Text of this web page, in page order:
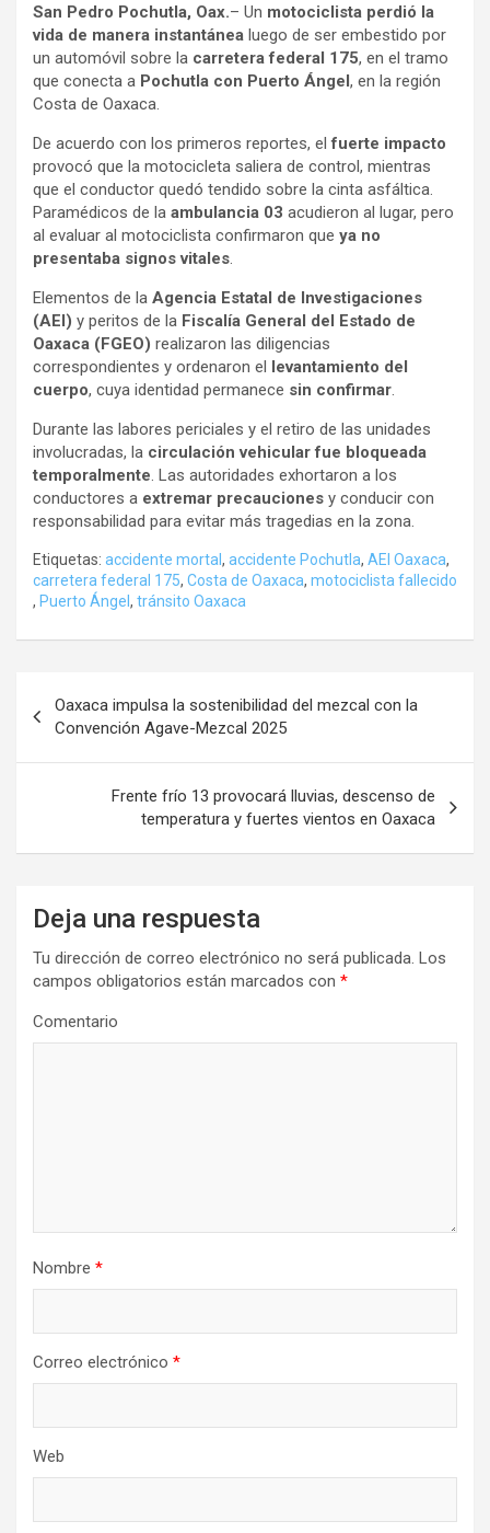
San Pedro Pochutla, Oax.– Un motociclista perdió la
vida de manera instantánea luego de ser embestido por
un automóvil sobre la carretera federal 175, en el tramo
que conecta a Pochutla con Puerto Ángel, en la región
Costa de Oaxaca.
De acuerdo con los primeros reportes, elfuerte impacto
provocó que la motocicleta saliera de control, mientras
que el conductor quedó tendido sobre la cinta asfáltica.
Paramédicos de la ambulancia 03 acudieron al lugar, pero
al evaluar al motociclista confirmaron que ya no
presentaba signos vitales
Elementos de la Agencia Estatal de Investigaciones
(AEI) y peritos de la Fiscalía General del Estado de
Oaxaca (FGEO) realizaron las diligencias
correspondientes y ordenaron el levantamiento del
cuerpo, cuya identidad permanece sin confirmar
Durante las labores periciales y el retiro de las unidades
involucradas, la circulación vehicular fue bloqueada
temporalmente . Las autoridades exhortaron a los
conductores a extremar precauciones y conducir con
responsabilidad para evitar más tragedias en la zona.
Etiquetas: accidente mortal, accidente Pochutla, AEI Oaxaca,
carretera federal 175, Costa de Oaxaca, motociclista fallecido
, Puerto Ángel, tránsito Oaxaca
de
entradas
Oaxaca impulsa la sostenibilidad del mezcal con la
Convención Agave-Mezcal 2025
Frente frío 13 provocará lluvias, descenso de
temperatura y fuertes vientos en Oaxaca
Deja una respuesta
Tu dirección de correo electrónico no será publicada. Los
campos obligatorios están marcados con *
Comentario
Nombre *
Correo electrónico *
Web